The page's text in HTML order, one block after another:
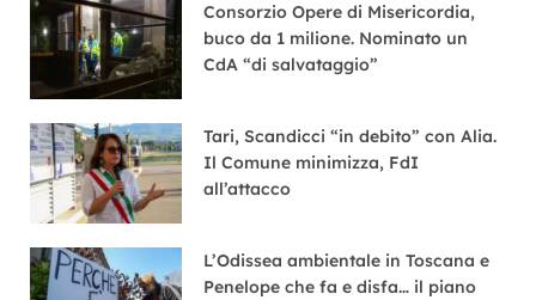
Consorzio Opere di Misericordia,
buco da 1 milione. Nominato un
CdA “di salvataggio”
Tari, Scandicci “in debito” con Alia.
Il Comune minimizza, FdI
all’attacco
L’Odissea ambientale in Toscana e
Penelope che fa e disfa… il piano